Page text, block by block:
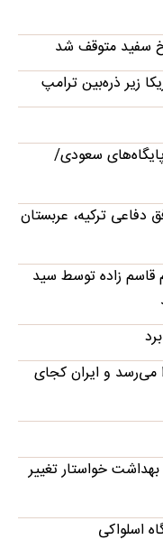
زیر ذره‌بین ترامپ
سعودی/
دفاعی ترکیه، عربستان
قاسم زاده توسط سید
می‌رسد و ایران کجای
خواستار تغییر
اسلواکی